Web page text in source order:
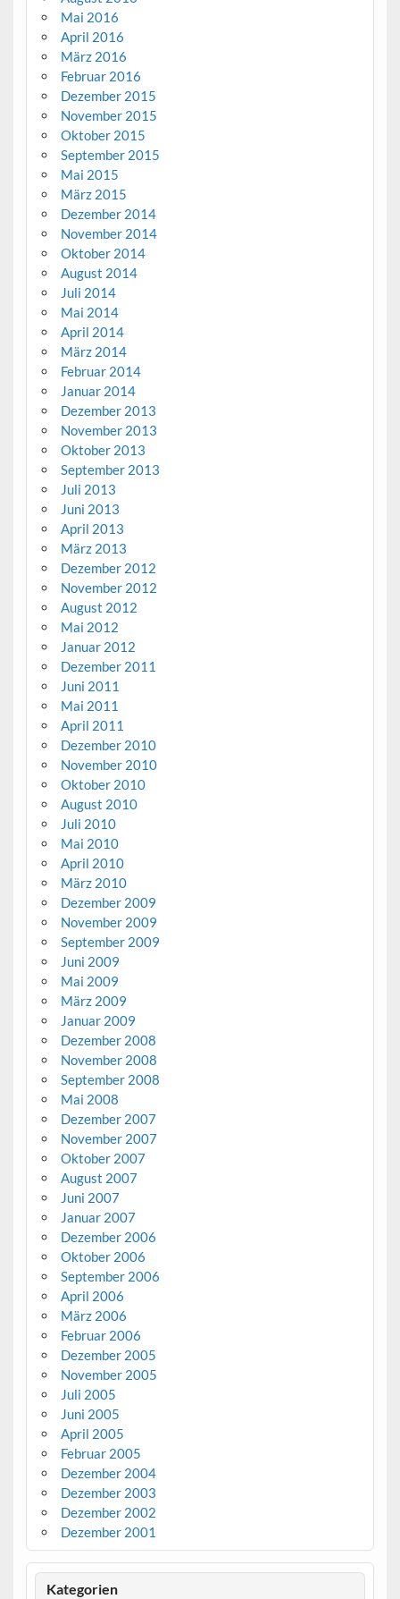
Mai 2016
April 2016
März 2016
Februar 2016
Dezember 2015
November 2015
Oktober 2015
September 2015
Mai 2015
März 2015
Dezember 2014
November 2014
Oktober 2014
August 2014
Juli 2014
Mai 2014
April 2014
März 2014
Februar 2014
Januar 2014
Dezember 2013
November 2013
Oktober 2013
September 2013
Juli 2013
Juni 2013
April 2013
März 2013
Dezember 2012
November 2012
August 2012
Mai 2012
Januar 2012
Dezember 2011
Juni 2011
Mai 2011
April 2011
Dezember 2010
November 2010
Oktober 2010
August 2010
Juli 2010
Mai 2010
April 2010
März 2010
Dezember 2009
November 2009
September 2009
Juni 2009
Mai 2009
März 2009
Januar 2009
Dezember 2008
November 2008
September 2008
Mai 2008
Dezember 2007
November 2007
Oktober 2007
August 2007
Juni 2007
Januar 2007
Dezember 2006
Oktober 2006
September 2006
April 2006
März 2006
Februar 2006
Dezember 2005
November 2005
Juli 2005
Juni 2005
April 2005
Februar 2005
Dezember 2004
Dezember 2003
Dezember 2002
Dezember 2001
Kategorien